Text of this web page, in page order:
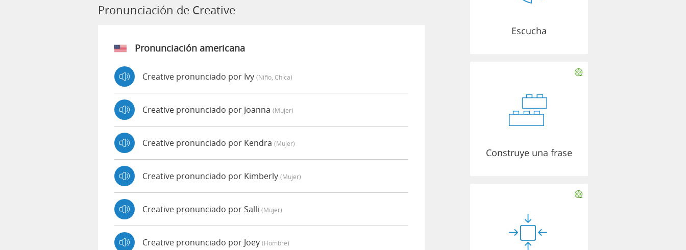
Pronunciación de Creative
Pronunciación americana
Creative pronunciado por Ivy (niño, Chica)
Creative pronunciado por Joanna (mujer)
Creative pronunciado por Kendra (mujer)
Creative pronunciado por Kimberly (mujer)
Creative pronunciado por Salli (mujer)
Creative pronunciado por Joey (hombre)
Escucha
Construye una frase